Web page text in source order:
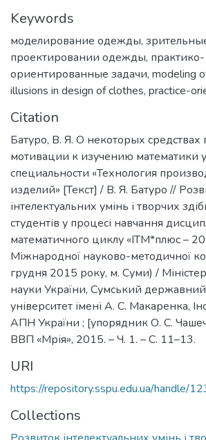
Keywords
моделирование одежды,
проектировании одежды, практико-
ориентированные задачи, modeling
illusions in design of clothes, practice-
Citation
Батуро, В. Я. О некоторых
мотивации к изучению математики
специальности «Технология
изделий» [Текст] / В. Я. Батуро //
інтелектуальних умінь і творчих
студентів у процесі навчання
математичного циклу «ІТМ*плюс –
Міжнародної науково-методичної
грудня 2015 року, м. Суми) /
науки України, Сумський державний
університет імені А. С. Макаренка,
АПН України ; [упорядник О. С.
ВВП «Мрія», 2015. – Ч. 1. – С. 11–13.
URI
https://repository.sspu.edu.ua/handle/
Collections